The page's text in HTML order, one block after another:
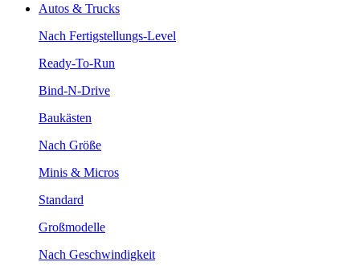
Autos & Trucks
Nach Fertigstellungs-Level
Ready-To-Run
Bind-N-Drive
Baukästen
Nach Größe
Minis & Micros
Standard
Großmodelle
Nach Geschwindigkeit